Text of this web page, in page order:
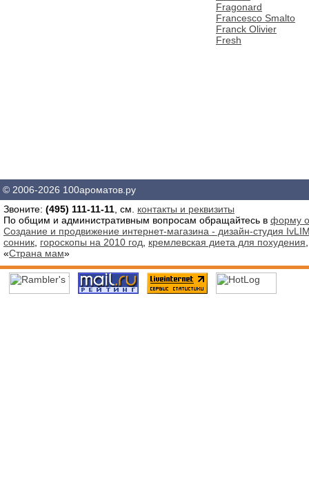
Fragonard
Francesco Smalto
Franck Olivier
Fresh
© 2006-2026 100ароматов.ру
Звоните: (495) 111-11-11 , см. контакты и реквизиты
По общим и административным вопросам обращайтесь в форму
Создание и продвижение интернет-магазина - дизайн-студия
сонник гороскопы на 2010 год кремлевская диета для похудения
«Страна мам»